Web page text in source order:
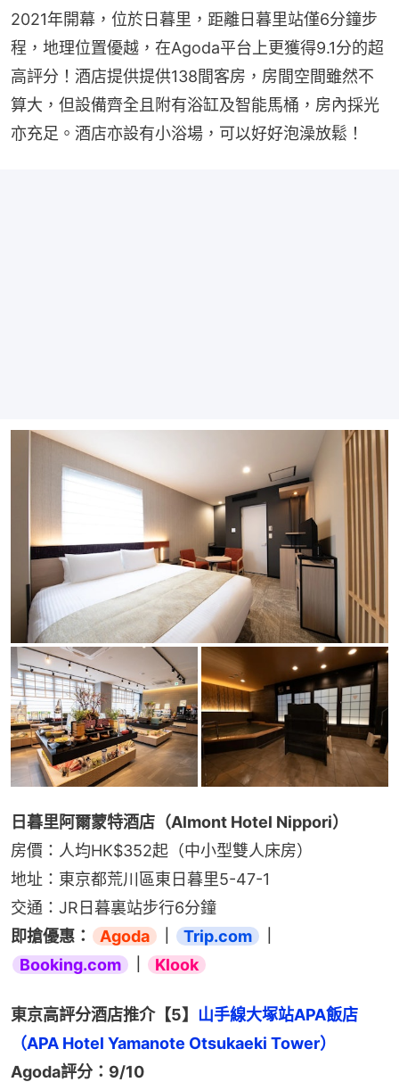
2021年開幕，位於日暮里，距離日暮里站僅6分鐘步
程，地理位置優越，在Agoda平台上更獲得9.1分的超
高評分！酒店提供提供138間客房，房間空間雖然不
算大，但設備齊全且附有浴缸及智能馬桶，房內採光
亦充足。酒店亦設有小浴場，可以好好泡澡放鬆！
日暮里阿爾蒙特酒店（Almont Hotel Nippori）
房價：人均HK$352起（中小型雙人床房）
地址：東京都荒川區東日暮里5-47-1
交通：JR日暮裏站步行6分鐘
即搶優惠：
Agoda Trip.com
Booking.com
Klook
東京高評分酒店推介【5】 山手線大塚站APA飯店
（APA Hotel Yamanote Otsukaeki Tower）
Agoda評分：9/10